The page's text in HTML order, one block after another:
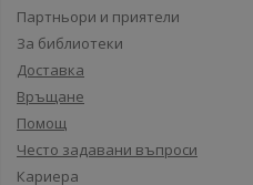
Партньори и приятели
За библиотеки
Доставка
Връщане
Помощ
Често задавани въпроси
Кариера